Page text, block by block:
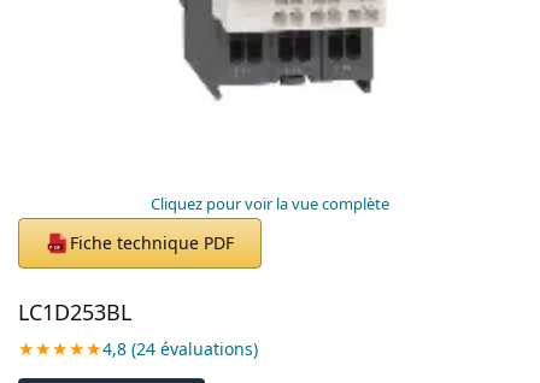
Cliquez pour voir la vue complète
PDF Fiche technique PDF
LC1D253BL
★★★★★4,8 (24 évaluations)